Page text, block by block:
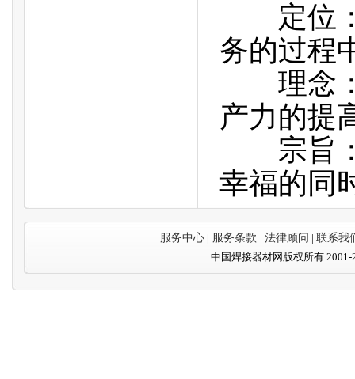
定位：
务的过程
理念：
产力的提
宗旨：
幸福的同
服务中心 | 服务条款 | 法律顾问 | 联系我
中国焊接器材网版权所有